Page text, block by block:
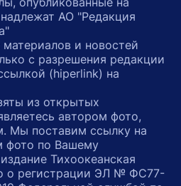
АО "Редакция
и новостей
с разрешения редакции
(hiperlink) на
из открытых
автором фото,
Мы поставим ссылку на
фото по Вашему
Тихоокеанская
о регистрации ЭЛ № ФС77-